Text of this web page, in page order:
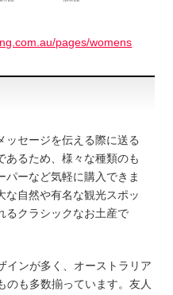
pages/womens
ッセージを伝える際に送る
あるため、様々な種類のも
パーなど気軽に購入できま
な自然や有名な観光スポッ
るクラシックなお土産で
インが多く、オーストラリア
のも多数揃っています。友人